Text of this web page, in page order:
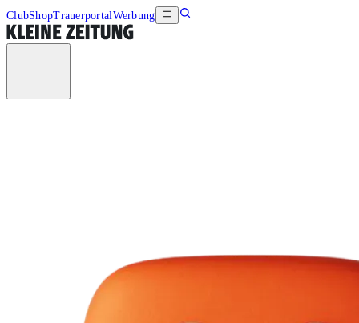
ClubShopTrauerportalWerbung